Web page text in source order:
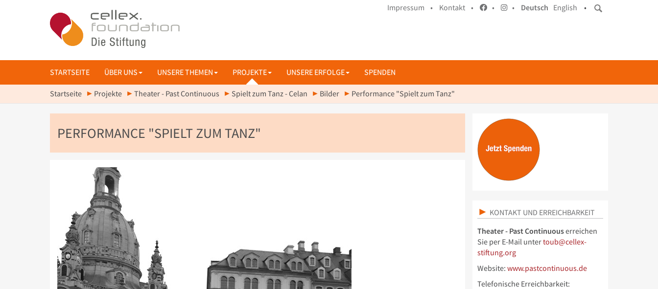
Impressum • Kontakt • • • Deutsch English •
STARTSEITE ÜBER UNS UNSERE THEMEN PROJEKTE UNSERE ERFOLGE SPENDEN
Startseite Projekte Theater - Past Continuous Spielt zum Tanz - Celan Bilder Performance "Spielt zum Tanz"
PERFORMANCE "SPIELT ZUM TANZ"
KONTAKT UND ERREICHBARKEIT
Theater - Past Continuouserreichen
Sie per E-Mail untertoub@cellex-
stiftung.org
Website: www.pastcontinuous.de
Telefonische Erreichbarkeit: